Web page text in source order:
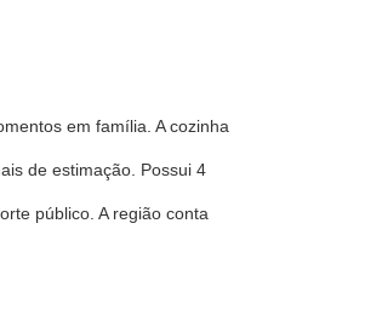
em família. A cozinha
de estimação. Possui 4
público. A região conta